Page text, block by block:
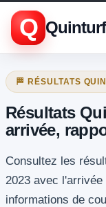
Q Quinturf
🏁 RÉSULTATS
Résultats
arrivée,
Consultez les
2023 avec
informations de